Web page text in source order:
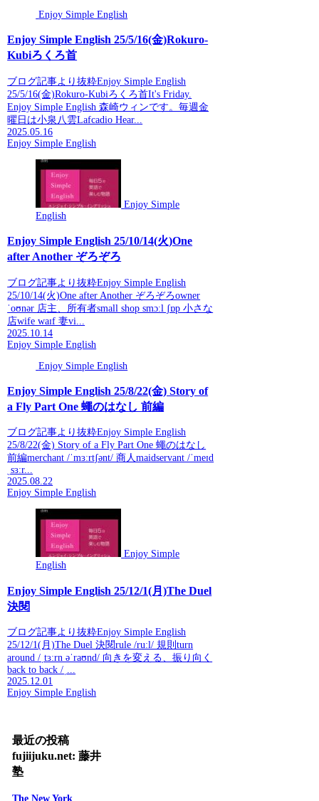
Enjoy Simple English
Enjoy Simple English 25/5/16(金)Rokuro-
Kubiろくろ首
ブログ記事より抜粋Enjoy Simple English
25/5/16(金)Rokuro-Kubiろくろ首It's Friday.
Enjoy Simple English 森崎ウィンです。毎週金
曜日は小泉八雲Lafcadio Hear...
2025.05.16
Enjoy Simple English
Enjoy Simple
English
Enjoy Simple English 25/10/14(火)One
after Another ぞろぞろ
ブログ記事より抜粋Enjoy Simple English
25/10/14(火)One after Another ぞろぞろowner
ˈoʊnər 店主、所有者small shop smɔːl ʃɒp 小さな
店wife waɪf 妻vi...
2025.10.14
Enjoy Simple English
Enjoy Simple English
Enjoy Simple English 25/8/22(金) Story of
a Fly Part One 蠅のはなし 前編
ブログ記事より抜粋Enjoy Simple English
25/8/22(金) Story of a Fly Part One 蠅のはなし
前編merchant /ˈmɜːrtʃənt/ 商人maidservant /ˈmeɪd
ˌsɜːr...
2025.08.22
Enjoy Simple English
Enjoy Simple
English
Enjoy Simple English 25/12/1(月)The Duel
決閱
ブログ記事より抜粋Enjoy Simple English
25/12/1(月)The Duel 決閱rule /ruːl/ 規則turn
around /ˌtɜːrn əˈraʊnd/ 向きを変える、振り向く
back to back /ˌ...
2025.12.01
Enjoy Simple English
最近の投稿
fujiijuku.net: 藤井
塾
The New York